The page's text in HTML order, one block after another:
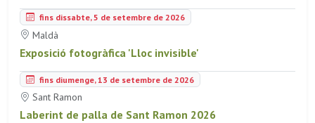
fins dissabte, 5 de setembre de 2026
Maldà
Exposició fotogràfica 'Lloc invisible'
fins diumenge, 13 de setembre de 2026
Sant Ramon
Laberint de palla de Sant Ramon 2026